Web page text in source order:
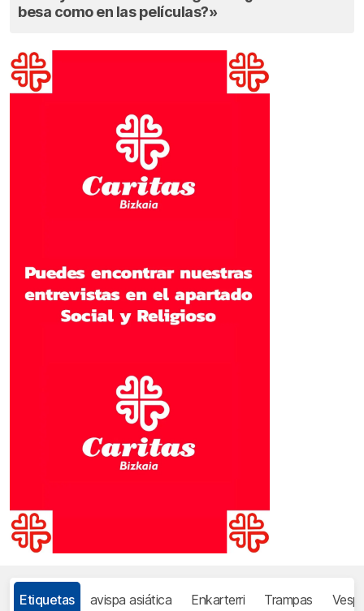
besa como en las películas?»
Etiquetas avispa asiática Enkarterri Trampas